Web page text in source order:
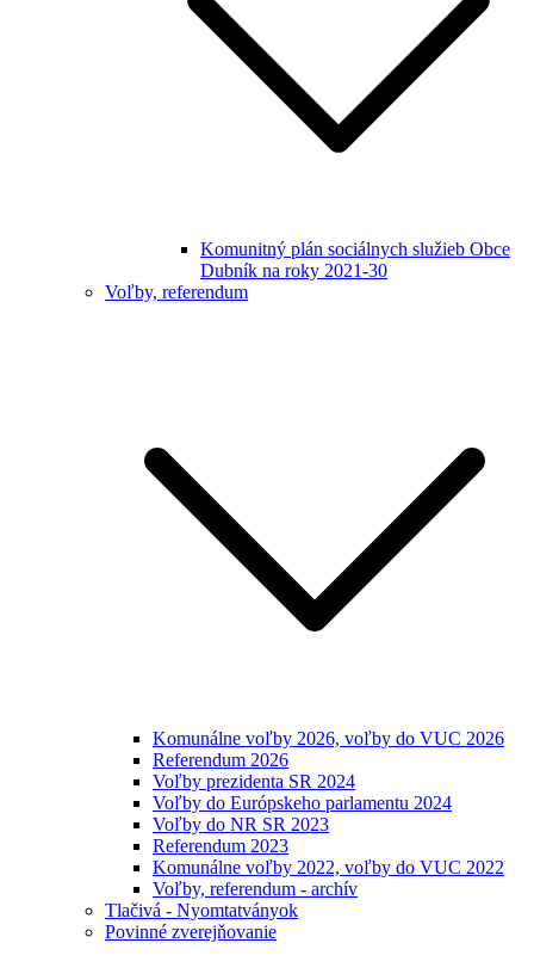
Komunitný plán sociálnych služieb Obce
Dubník na roky 2021-30
Voľby, referendum
Komunálne voľby 2026, voľby do VUC 2026
Referendum 2026
Voľby prezidenta SR 2024
Voľby do Európskeho parlamentu 2024
Voľby do NR SR 2023
Referendum 2023
Komunálne voľby 2022, voľby do VUC 2022
Voľby, referendum - archív
Tlačivá - Nyomtatványok
Povinné zverejňovanie